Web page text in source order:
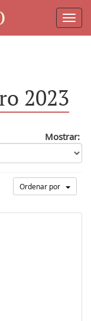
2023
Mostrar:
Ordenar por